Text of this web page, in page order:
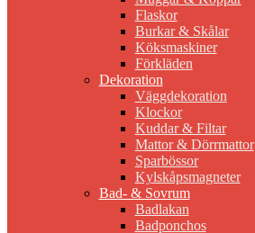
Flaskor
Burkar & Skålar
Köksmaskiner
Förkläden
Dekoration
Väggdekoration
Klockor
Kuddar & Filtar
Mattor & Dörrmattor
Sparbössor
Kylskåpsmagneter
Bad- & Sovrum
Badlakan
Badponchos